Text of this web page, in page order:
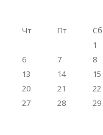
Чт Пт Сб
1
6 7 8
13 14 15
20 21 22
27 28 29